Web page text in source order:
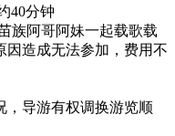
40分钟
阿哥阿妹一起载歌载
因造成无法参加，费用不
，导游有权调换游览顺